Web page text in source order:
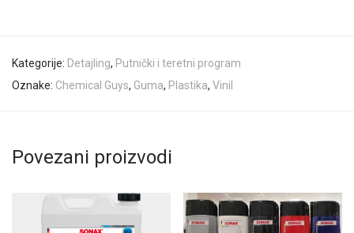
Kategorije: Detajling, Putnički i teretni program
Oznake: Chemical Guys, Guma, Plastika, Vinil
Povezani proizvodi